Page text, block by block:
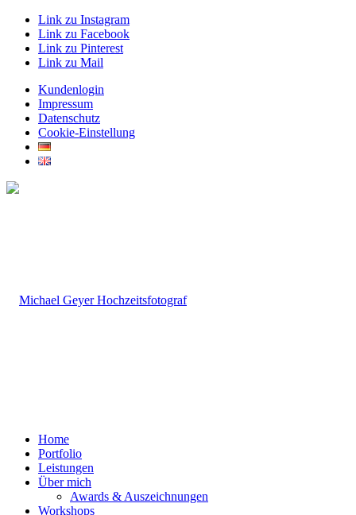
Link zu Instagram
Link zu Facebook
Link zu Pinterest
Link zu Mail
Kundenlogin
Impressum
Datenschutz
Cookie-Einstellung
Home
Portfolio
Leistungen
Über mich
Awards & Auszeichnungen
Workshops